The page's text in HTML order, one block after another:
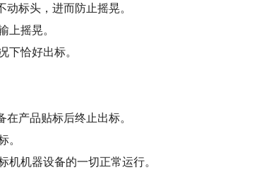
标头，进而防止摇晃。
上摇晃。
下恰好出标。
产品贴标后终止出标。
。
机器设备的一切正常运行。